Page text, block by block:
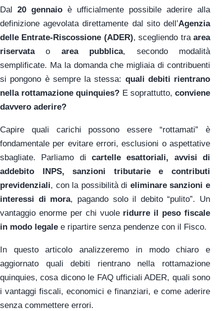
Dal 20 gennaio è ufficialmente possibile aderire alla
definizione agevolata direttamente dal sito dell’Agenzia
delle Entrate-Riscossione (ADER), scegliendo traarea
riservatao area pubblica, secondo modalità
semplificate. Ma la domanda che migliaia di contribuenti
si pongono è sempre la stessa: quali debiti rientrano
nella rottamazione quinquies? E soprattutto,conviene
davvero aderire?
Capire quali carichi possono essere “rottamati” è
fondamentale per evitare errori, esclusioni o aspettative
sbagliate. Parliamo di cartelle esattoriali, avvisi di
addebito INPS, sanzioni tributarie e contributi
previdenziali, con la possibilità di eliminare sanzioni e
interessi di mora, pagando solo il debito “pulito”. Un
vantaggio enorme per chi vuole ridurre il peso fiscale
in modo legale e ripartire senza pendenze con il Fisco.
In questo articolo analizzeremo in modo chiaro e
aggiornato quali debiti rientrano nella rottamazione
quinquies, cosa dicono le FAQ ufficiali ADER, quali sono
i vantaggi fiscali, economici e finanziari, e come aderire
senza commettere errori.